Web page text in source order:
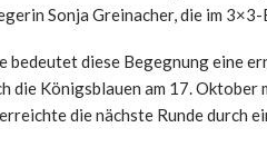
Sonja Greinacher, die im
bedeutet diese Begegnung eine
die Königsblauen am 17.
die nächste Runde durch